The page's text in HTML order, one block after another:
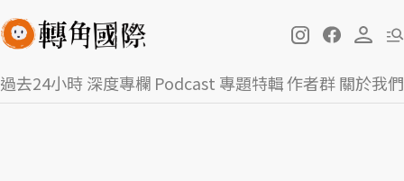
過去24小時深度專欄 Podcast 專題特輯作者群關於我們